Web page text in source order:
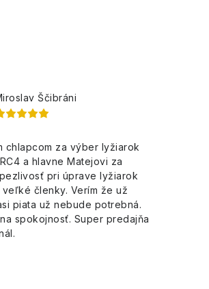
Ščibráni
chlapcom za výber lyžiarok
a hlavne Matejovi za
pri úprave lyžiarok
veľké členky. Verím že už
piata už nebude potrebná.
spokojnosť. Super predajňa